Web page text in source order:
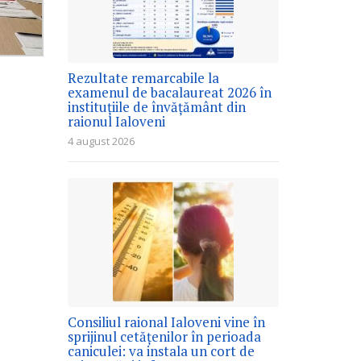
Rezultate remarcabile la
examenul de bacalaureat 2026 în
instituțiile de învățământ din
raionul Ialoveni
4 august 2026
Consiliul raional Ialoveni vine în
sprijinul cetățenilor în perioada
caniculei: va instala un cort de